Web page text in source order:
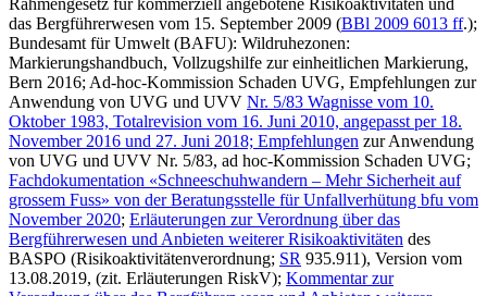
das Bergführerwesen vom 15. September 2009 (BBl 2009 6013 ff.);
Bundesamt für Umwelt (BAFU): Wildruhezonen:
Markierungshandbuch, Vollzugshilfe zur einheitlichen Markierung,
Bern 2016; Ad-hoc-Kommission Schaden UVG, Empfehlungen zur
Anwendung von UVG und UVV Nr. 5/83 Wagnisse vom 10.
Oktober 1983, Totalrevision vom 16. Juni 2010, angepasst per 18.
November 2016 und 27. Juni 2018; Empfehlungen zur Anwendung
von UVG und UVV Nr. 5/83, ad hoc-Kommission Schaden UVG;
Fachdokumentation «Schneeschuhwandern – Mehr Sicherheit auf
grossem Fuss» von der Beratungsstelle für Unfallverhütung bfu vom
November 2020; Erläuterungen zur Verordnung über das
Bergführerwesen und Anbieten weiterer Risikoaktivitäten des
BASPO (Risikoaktivitätenverordnung; SR 935.911), Version vom
13.08.2019, (zit. Erläuterungen RiskV); Kommentar zur